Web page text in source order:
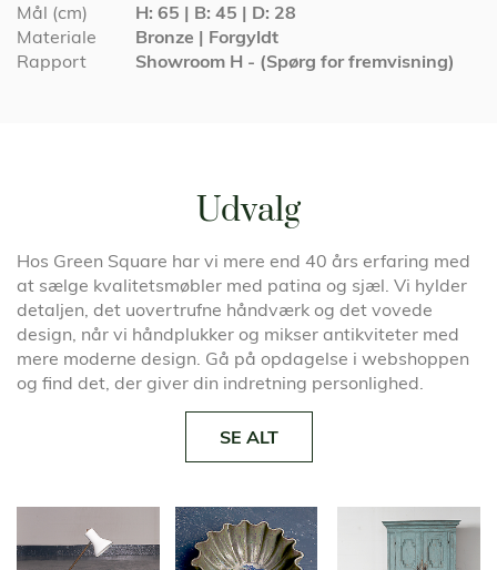
Mål (cm)
H: 65 | B: 45 | D: 28
Materiale
Bronze | Forgyldt
Rapport
Showroom H - (Spørg for fremvisning)
Udvalg
Hos Green Square har vi mere end 40 års erfaring med
at sælge kvalitetsmøbler med patina og sjæl. Vi hylder
detaljen, det uovertrufne håndværk og det vovede
design, når vi håndplukker og mikser antikviteter med
mere moderne design. Gå på opdagelse i webshoppen
og find det, der giver din indretning personlighed.
SE ALT